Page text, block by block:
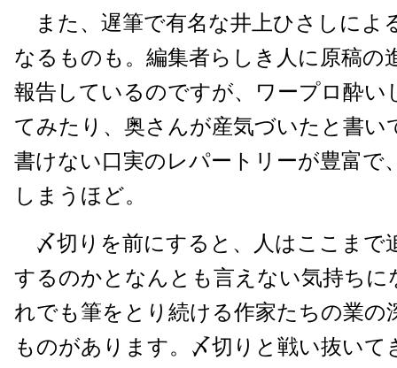
また、遅筆で有名な井上ひさしによ
なるものも。編集者らしき人に原稿の
報告しているのですが、ワープロ酔い
てみたり、奥さんが産気づいたと書い
書けない口実のレパートリーが豊富で
しまうほど。
〆切りを前にすると、人はここまで
するのかとなんとも言えない気持ちに
れでも筆をとり続ける作家たちの業の
ものがあります。〆切りと戦い抜いて